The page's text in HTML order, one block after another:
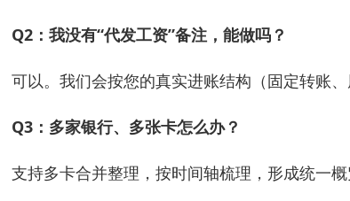
Q2：我没有“代发工资”备注，能做吗？
可以。我们会按您的真实进账结构（固定转账
Q3：多家银行、多张卡怎么办？
支持多卡合并整理，按时间轴梳理，形成统一概